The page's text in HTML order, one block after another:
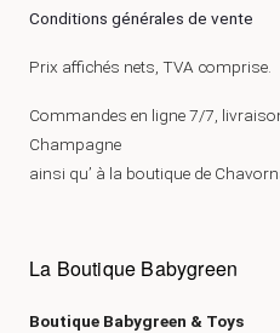
Conditions générales de vente
Prix affichés nets, TVA comprise.
Commandes en ligne 7/7,
Champagne
ainsi qu’ à la boutique de
La Boutique Babygreen
Boutique Babygreen & Toys